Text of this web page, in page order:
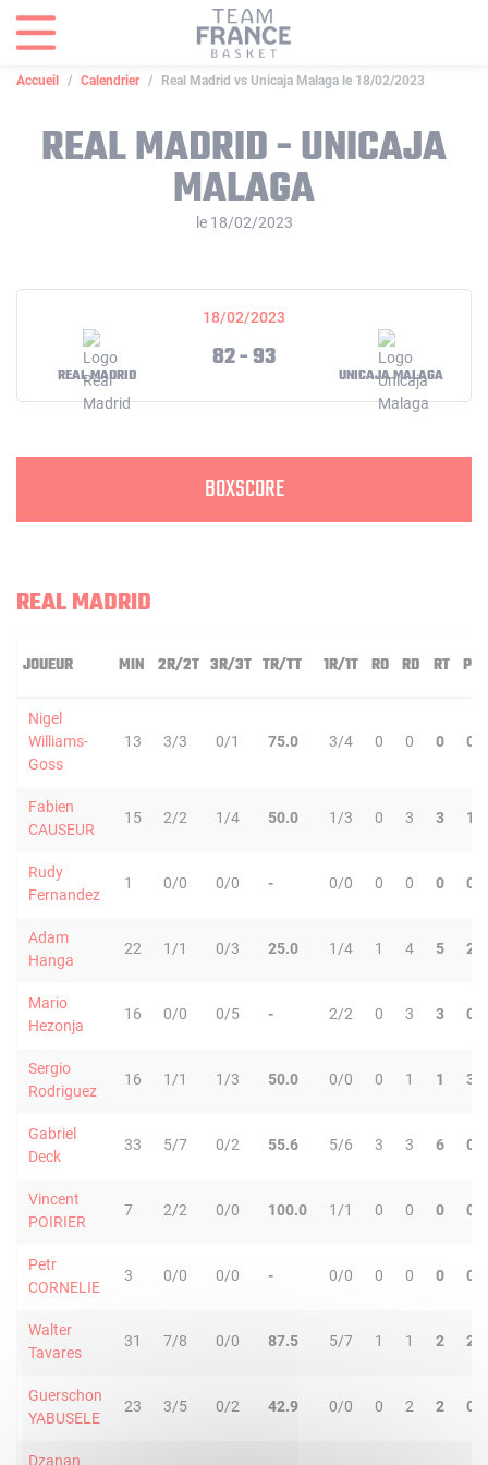
Accueil Calendrier Real Madrid vs Unicaja Malaga le 18/02/2023
REAL MADRID - UNICAJA
MALAGA
le 18/02/2023
18/02/2023
REAL MADRID
82 - 93
UNICAJA MALAGA
BOXSCORE
REAL MADRID
JOUEUR MIN 2R/2T 3R/3T TR/TT 1R/1T RO RD RT PD
Nigel
Williams-
Goss
13 3/3 0/1 75.0 3/4 0 0 0 0
Fabien
CAUSEUR
15 2/2 1/4 50.0 1/3 0 3 3 1
Rudy
Fernandez
1 0/0 0/0 - 0/0 0 0 0 0
Adam
Hanga
22 1/1 0/3 25.0 1/4 1 4 5 2
Mario
Hezonja
16 0/0 0/5 - 2/2 0 3 3 0
Sergio
Rodriguez
16 1/1 1/3 50.0 0/0 0 1 1 3
Gabriel
Deck
33 5/7 0/2 55.6 5/6 3 3 6 0
Vincent
POIRIER
7 2/2 0/0 100.0 1/1 0 0 0 0
Petr
CORNELIE
3 0/0 0/0 - 0/0 0 0 0 0
Walter
Tavares
31 7/8 0/0 87.5 5/7 1 1 2 2
Guerschon
YABUSELE
23 3/5 0/2 42.9 0/0 0 2 2 0
Dzanan
Panneau de gestion des cookies